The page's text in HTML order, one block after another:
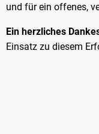
und für ein offenes,
Ein herzliches
Einsatz zu diesem